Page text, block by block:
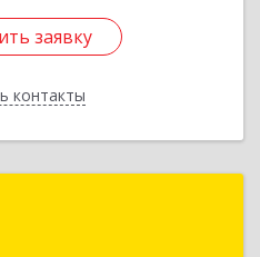
заявку
контакты
заявку